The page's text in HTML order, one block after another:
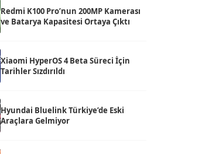
Redmi K100 Pro’nun 200MP Kamerası
ve Batarya Kapasitesi Ortaya Çıktı
Xiaomi HyperOS 4 Beta Süreci İçin
Tarihler Sızdırıldı
Hyundai Bluelink Türkiye’de Eski
Araçlara Gelmiyor